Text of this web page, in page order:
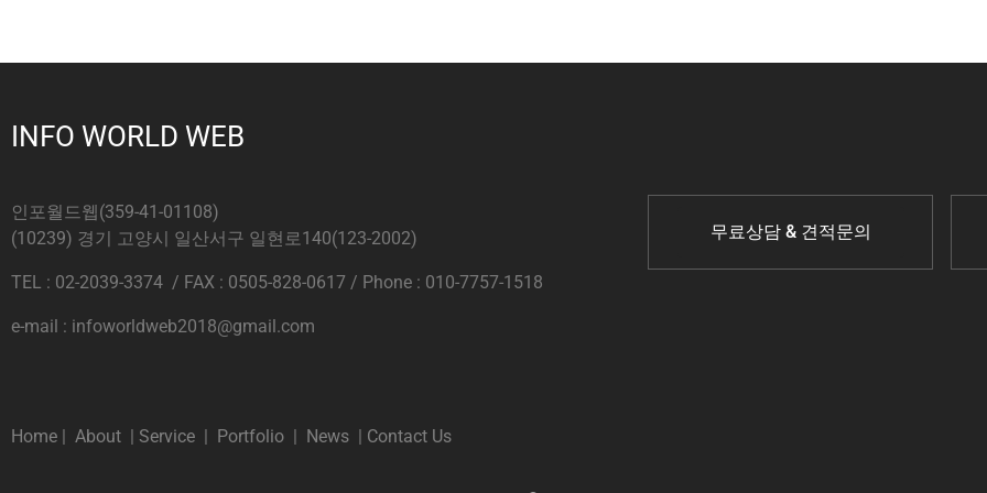
INFO WORLD WEB
인포월드웹(359-41-01108)
(10239) 경기 고양시 일산서구 일현로140(123-2002)
TEL : 02-2039-3374 / FAX : 0505-828-0617 / Phone : 010-7757-1518
e-mail : infoworldweb2018@gmail.com
무료상담 & 견적문의
Home | About | Service | Portfolio | News | Contact Us